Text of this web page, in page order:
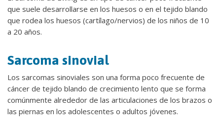
que suele desarrollarse en los huesos o en el tejido blando
que rodea los huesos (cartílago/nervios) de los niños de 10
a 20 años.
Sarcoma sinovial
Los sarcomas sinoviales son una forma poco frecuente de
cáncer de tejido blando de crecimiento lento que se forma
comúnmente alrededor de las articulaciones de los brazos o
las piernas en los adolescentes o adultos jóvenes.